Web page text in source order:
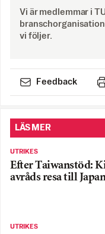
Vi är medlemmar i
vi följer.
Feedback
LÄS MER
UTRIKES
Efter Taiwanstöd:
avråds resa till Japan
UTRIKES